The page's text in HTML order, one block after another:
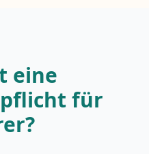
eine
für